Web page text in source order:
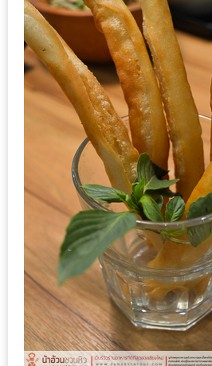
เด็ด
สำหรับ
คุณ
แม่
ที่รัก
2560
สบาย
ใจ๋…
สไตล์
นิมมาน
(ดี
คอน
โด
นิม)
เชียงใหม่